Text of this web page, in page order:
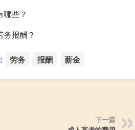
哪些？
报酬？
劳务 报酬 薪金
下一篇